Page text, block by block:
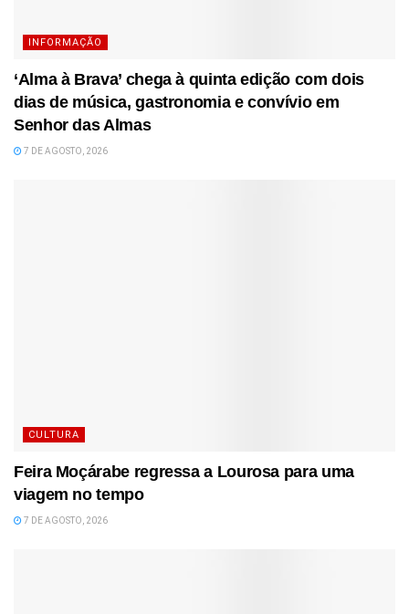
INFORMAÇÃO
‘Alma à Brava’ chega à quinta edição com dois
dias de música, gastronomia e convívio em
Senhor das Almas
7 DE AGOSTO, 2026
CULTURA
Feira Moçárabe regressa a Lourosa para uma
viagem no tempo
7 DE AGOSTO, 2026